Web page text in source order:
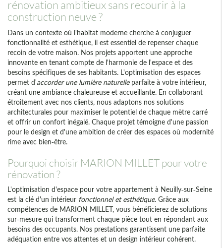
rénovation ambitieux sans recourir à la
construction neuve ?
Dans un contexte où l'habitat moderne cherche à conjuguer
fonctionnalité et esthétique, il est essentiel de repenser chaque
recoin de votre maison. Nos projets apportent une approche
innovante en tenant compte de l'harmonie de l'espace et des
besoins spécifiques de ses habitants. L'optimisation des espaces
permet d'accorder une lumière naturelleparfaite à votre intérieur,
créant une ambiance chaleureuse et accueillante. En collaborant
étroitement avec nos clients, nous adaptons nos solutions
architecturales pour maximiser le potentiel de chaque mètre carré
et offrir un confort inégalé. Chaque projet témoigne d'une passion
pour le design et d'une ambition de créer des espaces où modernité
rime avec bien-être.
Pourquoi choisir MARION MILLET pour votre
rénovation ?
L'optimisation d'espace pour votre appartement à Neuilly-sur-Seine
est la clé d'un intérieur fonctionnel et esthétique. Grâce aux
compétences de MARION MILLET, vous bénéficierez de solutions
sur-mesure qui transforment chaque pièce tout en répondant aux
besoins des occupants. Nos prestations garantissent une parfaite
adéquation entre vos attentes et un design intérieur cohérent.